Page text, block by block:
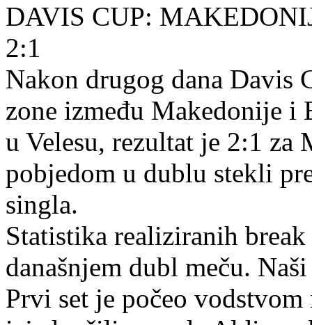
DAVIS CUP:
2:1
Nakon drugog dana Davis
zone između Makedonije i
u Velesu, rezultat je 2:1
pobjedom u dublu stekli
singla.
Statistika realiziranih
današnjem dubl meču.
Prvi set je počeo